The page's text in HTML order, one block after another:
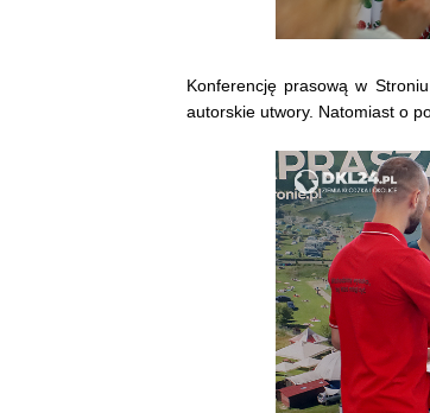
Konferencję prasową w
autorskie utwory. Natomiast o